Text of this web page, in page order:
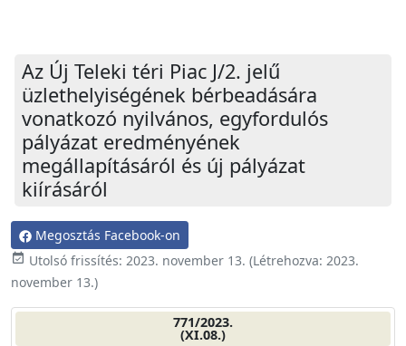
Az Új Teleki téri Piac J/2. jelű
üzlethelyiségének bérbeadására
vonatkozó nyilvános, egyfordulós
pályázat eredményének
megállapításáról és új pályázat
kiírásáról
Megosztás Facebook-on
event_available Utolsó frissítés: 2023. november 13. (Létrehozva: 2023.
november 13.)
771/2023.
(XI.08.)